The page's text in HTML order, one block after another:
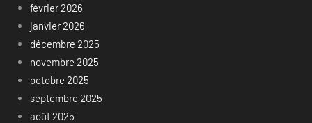
février 2026
janvier 2026
décembre 2025
novembre 2025
octobre 2025
septembre 2025
août 2025